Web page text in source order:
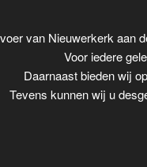
van Nieuwerkerk aan
Voor iedere
Daarnaast bieden wij
Tevens kunnen wij u